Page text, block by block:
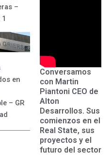
–
en
– GR
Conversamos
con Martin
Piantoni CEO de
Alton
Desarrollos. Sus
comienzos en el
Real State, sus
proyectos y el
futuro del sector